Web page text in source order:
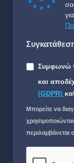
Συμφωνώ
και
(GDPR)
Μπορείτε να
περιλαμβάνεται